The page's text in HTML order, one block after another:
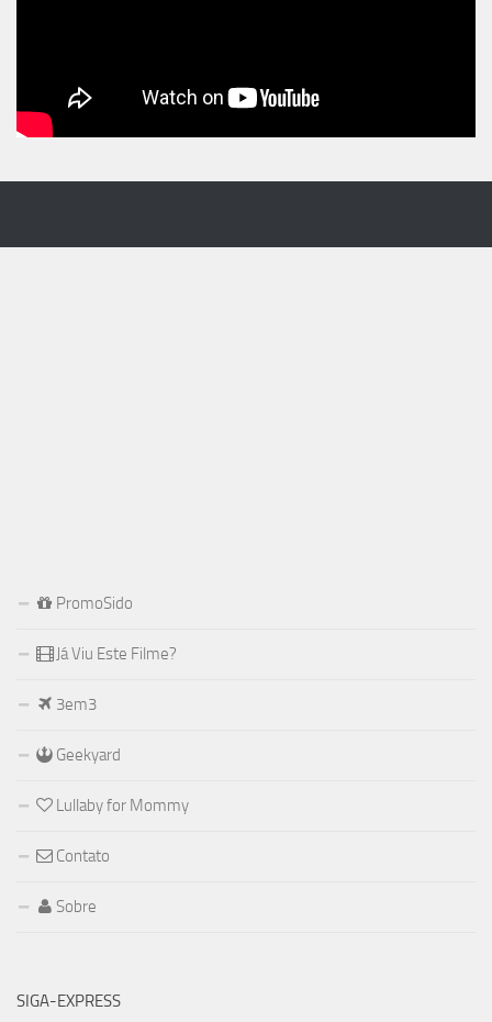
PromoSido
Já Viu Este Filme?
3em3
Geekyard
Lullaby for Mommy
Contato
Sobre
SIGA-EXPRESS